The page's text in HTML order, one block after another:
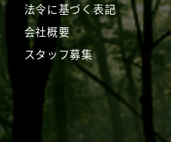
法令に基づく表記
会社概要
スタッフ募集